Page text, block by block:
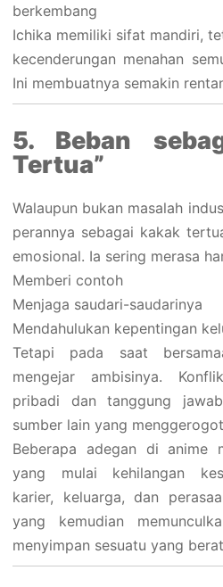
berkembang
Ichika memiliki sifat mandiri,
kecenderungan menahan
Ini membuatnya semakin
5. Beban
Tertua”
Walaupun bukan masalah
perannya sebagai kakak
emosional. Ia sering merasa
Memberi contoh
Menjaga saudari-saudarinya
Mendahulukan kepentingan
Tetapi pada saat
mengejar ambisinya.
pribadi dan tanggung
sumber lain yang
Beberapa adegan di anime
yang mulai kehilangan
karier, keluarga, dan
yang kemudian
menyimpan sesuatu yang